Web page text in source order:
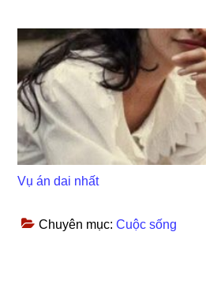
Vụ án dai nhất
Chuyên mục:Cuộc sống